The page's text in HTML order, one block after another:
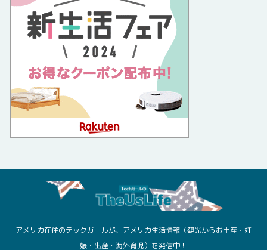
アメリカ在住のテックガールが、アメリカ生活情報（観光からお土産・妊
娠・出産・海外育児）を発信中！